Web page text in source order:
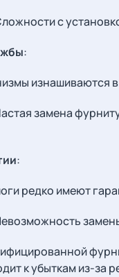
с
:
изнашиваются в
замена
:
редко имеют
к убыткам из-за